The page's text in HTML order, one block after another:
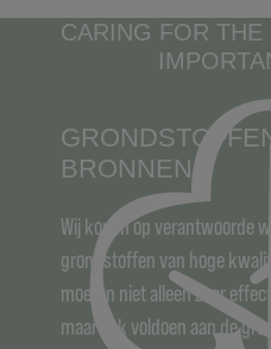
CARING FOR
BRONNEN
Wij kopen op verantwoorde
grondstoffen van hoge
moeten niet alleen zeer
maar ook voldoen aan de